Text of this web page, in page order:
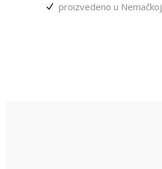
proizvedeno u Nemačkoj